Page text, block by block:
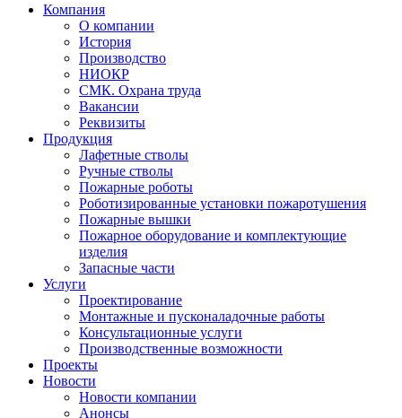
Компания
О компании
История
Производство
НИОКР
СМК. Охрана труда
Вакансии
Реквизиты
Продукция
Лафетные стволы
Ручные стволы
Пожарные роботы
Роботизированные установки пожаротушения
Пожарные вышки
Пожарное оборудование и комплектующие
изделия
Запасные части
Услуги
Проектирование
Монтажные и пусконаладочные работы
Консультационные услуги
Производственные возможности
Проекты
Новости
Новости компании
Анонсы